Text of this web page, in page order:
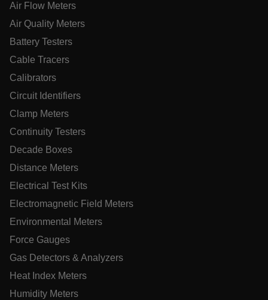
Air Flow Meters
Air Quality Meters
Battery Testers
Cable Tracers
Calibrators
Circuit Identifiers
Clamp Meters
Continuity Testers
Decade Boxes
Distance Meters
Electrical Test Kits
Electromagnetic Field Meters
Environmental Meters
Force Gauges
Gas Detectors & Analyzers
Heat Index Meters
Humidity Meters
customizerChangeKey
OpenIdConnect.nonce.
Privacidade do Google